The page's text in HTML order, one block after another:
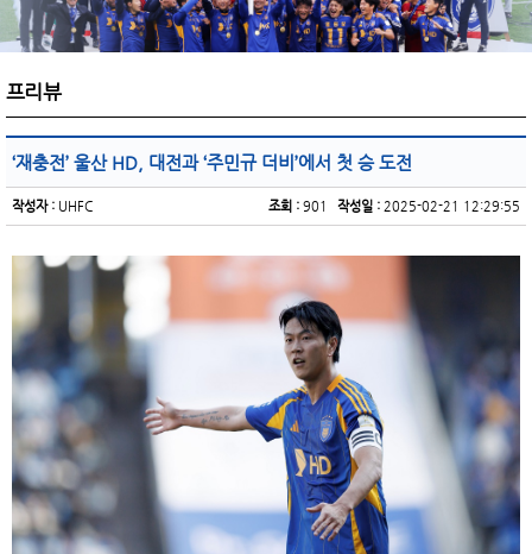
프리뷰
‘재충전’ 울산 HD, 대전과 ‘주민규 더비’에서 첫 승 도전
작성자 : UHFC 작성일 : 2025-02-21 12:29:55
조회 : 901